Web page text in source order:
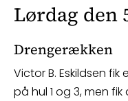
Lørdag den
Drengerækken
Victor B. Eskildsen
på hul 1 og 3, men